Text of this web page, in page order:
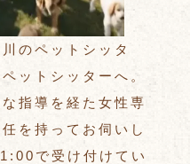
のペットシッタ
ットシッターへ。
指導を経た女性専
を持ってお伺いし
で受け付けてい